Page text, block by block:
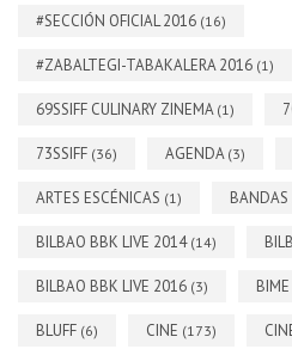
#SECCIÓN OFICIAL 2016 (16)
#ZABALTEGI-TABAKALERA 2016 (1)
69SSIFF CULINARY ZINEMA (1)
73SSIFF (36) AGENDA (3)
ARTES ESCÉNICAS (1) BANDAS
BILBAO BBK LIVE 2014 (14)
BILBAO BBK LIVE 2016 (3)
BLUFF (6) CINE (173)